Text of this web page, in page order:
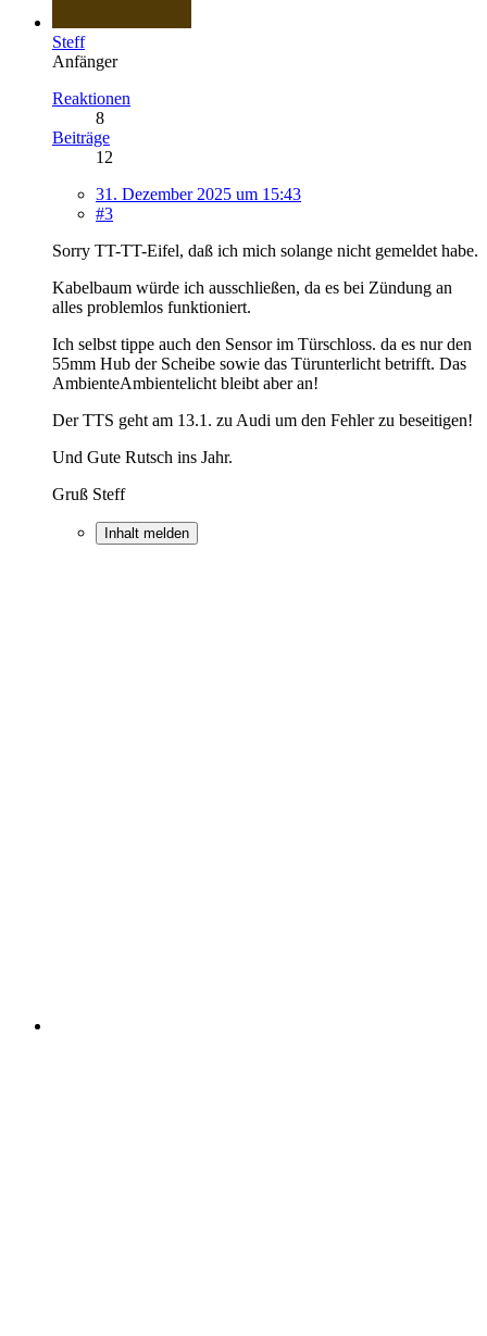
Steff
Anfänger
Reaktionen
8
Beiträge
12
31. Dezember 2025 um 15:43
#3
Sorry TT-TT-Eifel, daß ich mich solange nicht gemeldet habe.
Kabelbaum würde ich ausschließen, da es bei Zündung an
alles problemlos funktioniert.
Ich selbst tippe auch den Sensor im Türschloss. da es nur den
55mm Hub der Scheibe sowie das Türunterlicht betrifft. Das
AmbienteAmbientelicht bleibt aber an!
Der TTS geht am 13.1. zu Audi um den Fehler zu beseitigen!
Und Gute Rutsch ins Jahr.
Gruß Steff
Inhalt melden